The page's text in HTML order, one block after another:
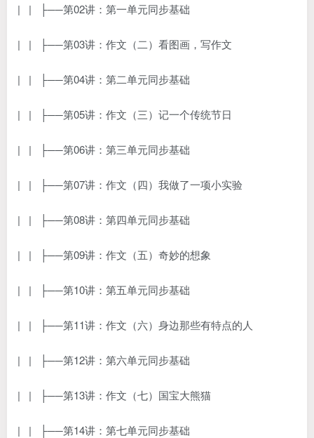
| | ├──第02讲：第一单元同步基础
| | ├──第03讲：作文（二）看图画，写作文
| | ├──第04讲：第二单元同步基础
| | ├──第05讲：作文（三）记一个传统节日
| | ├──第06讲：第三单元同步基础
| | ├──第07讲：作文（四）我做了一项小实验
| | ├──第08讲：第四单元同步基础
| | ├──第09讲：作文（五）奇妙的想象
| | ├──第10讲：第五单元同步基础
| | ├──第11讲：作文（六）身边那些有特点的人
| | ├──第12讲：第六单元同步基础
| | ├──第13讲：作文（七）国宝大熊猫
| | ├──第14讲：第七单元同步基础